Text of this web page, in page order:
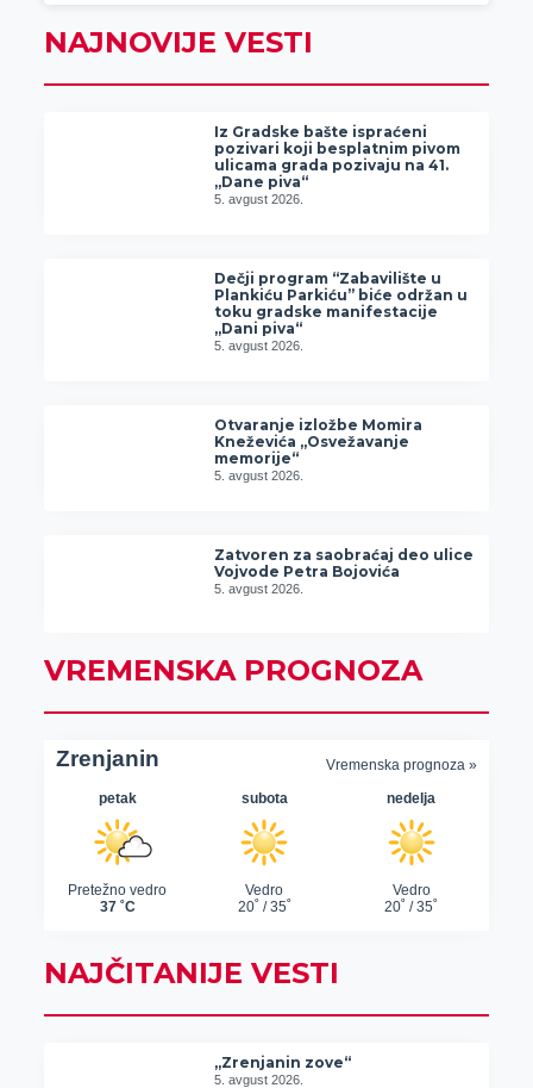
NAJNOVIJE VESTI
Iz Gradske bašte ispraćeni
pozivari koji besplatnim pivom
ulicama grada pozivaju na 41.
„Dane piva“
5. avgust 2026.
Dečji program “Zabavilište u
Plankiću Parkiću” biće održan u
toku gradske manifestacije
„Dani piva“
5. avgust 2026.
Otvaranje izložbe Momira
Kneževića „Osvežavanje
memorije“
5. avgust 2026.
Zatvoren za saobraćaj deo ulice
Vojvode Petra Bojovića
5. avgust 2026.
VREMENSKA PROGNOZA
NAJČITANIJE VESTI
„Zrenjanin zove“
5. avgust 2026.